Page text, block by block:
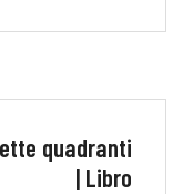
quadranti
| Libro